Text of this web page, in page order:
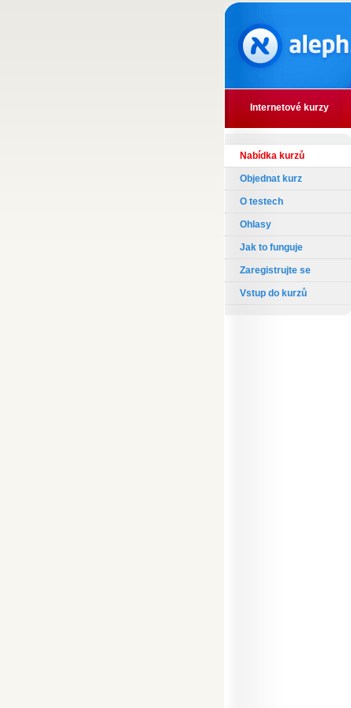
Internetové kurzy
Nabídka kurzů
Objednat kurz
O testech
Ohlasy
Jak to funguje
Zaregistrujte se
Vstup do kurzů